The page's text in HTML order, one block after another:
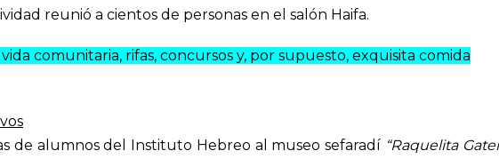
reunió a cientos de personas en el salón Haifa.
comunitaria, rifas, concursos y, por supuesto, exquisita comida
de alumnos del Instituto Hebreo al museo sefaradí “Raquelita